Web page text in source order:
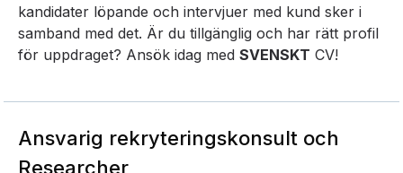
kandidater löpande och intervjuer med kund sker i
samband med det. Är du tillgänglig och har rätt profil
för uppdraget? Ansök idag med SVENSKT CV!
Ansvarig rekryteringskonsult och
Researcher